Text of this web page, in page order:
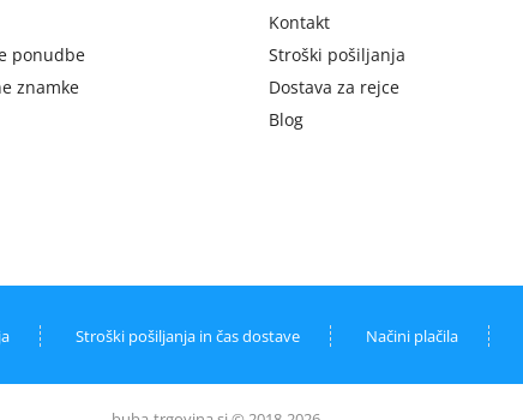
ponudbe
znamke
Kontakt
Stroški pošiljanja
Dostava za rejce
Blog
Stroški pošiljanja in čas dostave Načini plačila